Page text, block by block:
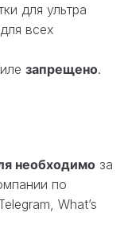
для ультра
всех
запрещено.
необходимо за
по
What’s